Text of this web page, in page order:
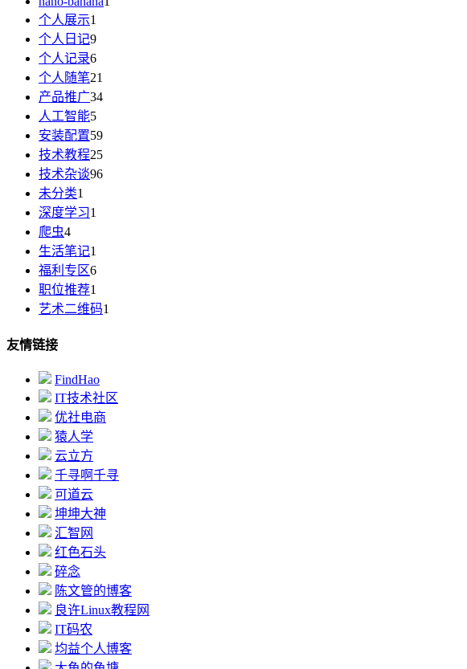
个人展示1
个人日记9
个人记录6
个人随笔21
产品推广34
人工智能5
安装配置59
技术教程25
技术杂谈96
未分类1
深度学习1
爬虫4
生活笔记1
福利专区6
职位推荐1
艺术二维码1
友情链接
FindHao
IT技术社区
优社电商
猿人学
云立方
千寻啊千寻
可道云
坤坤大神
汇智网
红色石头
碎念
陈文管的博客
良许Linux教程网
IT码农
均益个人博客